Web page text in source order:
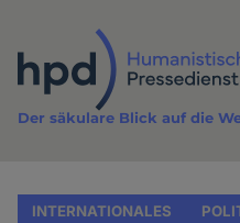
Inhalt
Der säkulare Blick auf die
INTERNATIONALES